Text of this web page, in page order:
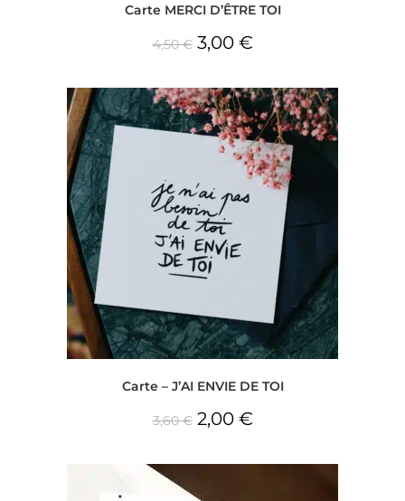
Carte MERCI D’ÊTRE TOI
4,50€ 3,00 €
Carte – J’AI ENVIE DE TOI
3,60€ 2,00 €